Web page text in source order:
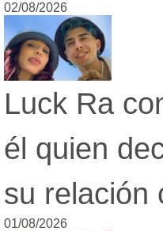
02/08/2026
Luck Ra
él quien
su relación
01/08/2026